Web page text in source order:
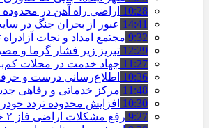
10:28 اراضی راه آهن در
14:41 عبور از بحران جنگ در
9:32 مجتمع امداد و نجات
12:29 تبریز زیر فشار گرما و
11:27 جهاد خدمت در محلات
10:36 اطلاع‌رسانی درست و
11:48 مرکز خدماتی و رفاهی
10:30 افزایش محدوده تردد
9:27 رفع مشکلات اراضی فاز ۲ خاوران با جدیت دنبال می‌شود